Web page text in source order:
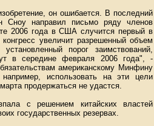
он ошибается. В последний
Сноу направил письмо ряду членов
2006 года в США случится первый в
увеличит разрешенный объем
порог заимствований,
в середине февраля 2006 года", -
американскому Минфину
использовать на эти цели
продержаться не удастся.
с решением китайских властей
государственных резервах.